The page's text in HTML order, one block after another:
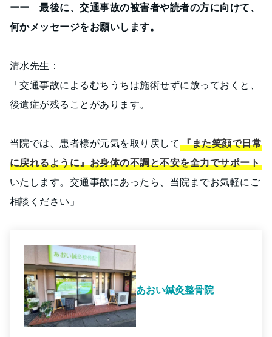
ーー 最後に、交通事故の被害者や読者の方に向けて、
何かメッセージをお願いします。
清水先生：
「交通事故によるむちうちは施術せずに放っておくと、
後遺症が残ることがあります。
当院では、患者様が元気を取り戻して『また笑顔で日常
に戻れるように』お身体の不調と不安を全力でサポート
いたします。交通事故にあったら、当院までお気軽にご
相談ください」
あおい鍼灸整骨院